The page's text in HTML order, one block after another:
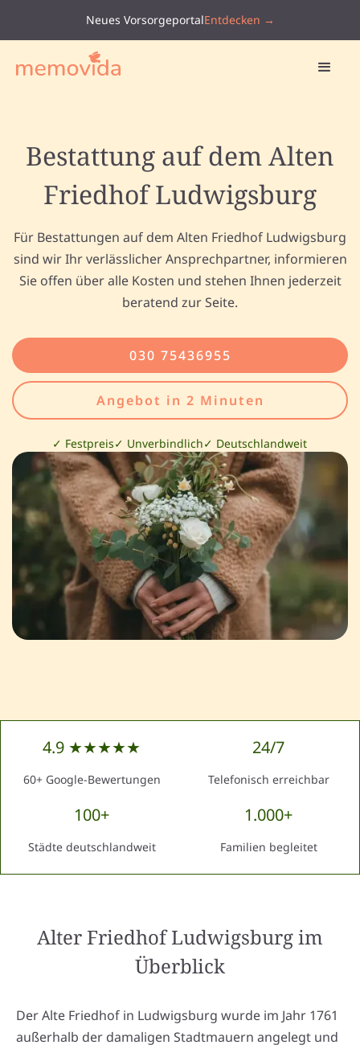
Neues VorsorgeportalEntdecken →
Bestattung auf dem Alten
Friedhof Ludwigsburg
Für Bestattungen auf dem Alten Friedhof Ludwigsburg
sind wir Ihr verlässlicher Ansprechpartner, informieren
Sie offen über alle Kosten und stehen Ihnen jederzeit
beratend zur Seite.
030 75436955
Angebot in 2 Minuten
✓ Festpreis✓ Unverbindlich✓ Deutschlandweit
4.9 ★★★★★
60+ Google-Bewertungen
24/7
Telefonisch erreichbar
100+
Städte deutschlandweit
1.000+
Familien begleitet
Alter Friedhof Ludwigsburgim
Überblick
Der Alte Friedhof in Ludwigsburg wurde im Jahr 1761
außerhalb der damaligen Stadtmauern angelegt und